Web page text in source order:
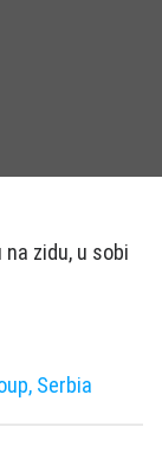
zidu, u sobi
Serbia